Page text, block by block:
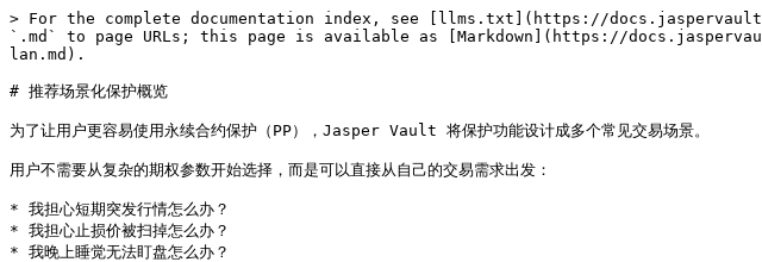
> For the complete documentation index, see [llms.txt](https://
`.md` to page URLs; this page is available as [Markdown](https://
lan.md).
# 推荐场景化保护概览
为了让用户更容易使用永续合约保护（PP），Jasper Vault 将保护功能设计成多个常见交易场景。
用户不需要从复杂的期权参数开始选择，而是可以直接从自己的交易需求出发：
* 我担心短期突发行情怎么办？
* 我担心止损价被扫掉怎么办？
* 我晚上睡觉无法盯盘怎么办？